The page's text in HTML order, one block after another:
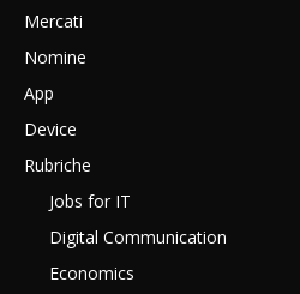
Mercati
Nomine
App
Device
Rubriche
Jobs for IT
Digital Communication
Economics